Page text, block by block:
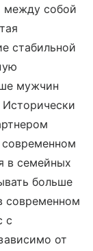
между собой
стабильной
мужчин
в семейных
больше
современном
с
от